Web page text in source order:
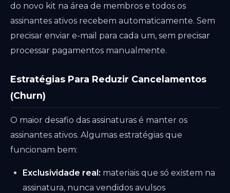
do novo kit na área de membros e todos os
assinantes ativos recebem automaticamente. Sem
precisar enviar e-mail para cada um, sem precisar
processar pagamentos manualmente.
Estratégias Para Reduzir Cancelamentos
(Churn)
O maior desafio das assinaturas é manter os
assinantes ativos. Algumas estratégias que
funcionam bem:
Exclusividade real: materiais que só existem na
assinatura, nunca vendidos avulsos